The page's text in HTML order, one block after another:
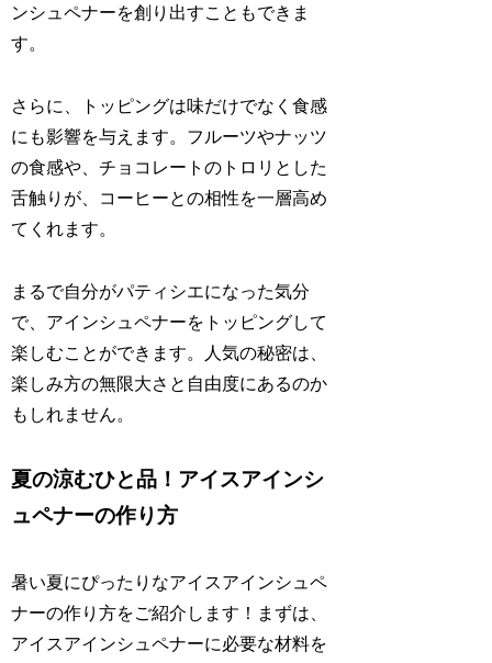
ンシュペナーを創り出すこともできま
す。
さらに、トッピングは味だけでなく食感
にも影響を与えます。フルーツやナッツ
の食感や、チョコレートのトロリとした
舌触りが、コーヒーとの相性を一層高め
てくれます。
まるで自分がパティシエになった気分
で、アインシュペナーをトッピングして
楽しむことができます。人気の秘密は、
楽しみ方の無限大さと自由度にあるのか
もしれません。
夏の涼むひと品！アイスアインシ
ュペナーの作り方
暑い夏にぴったりなアイスアインシュペ
ナーの作り方をご紹介します！まずは、
アイスアインシュペナーに必要な材料を